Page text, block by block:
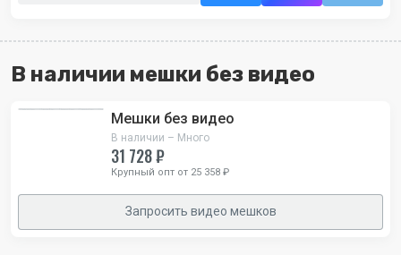
В наличии мешки без видео
Мешки без видео
В наличии – Много
31 728 ₽
Крупный опт от 25 358 ₽
Запросить видео мешков